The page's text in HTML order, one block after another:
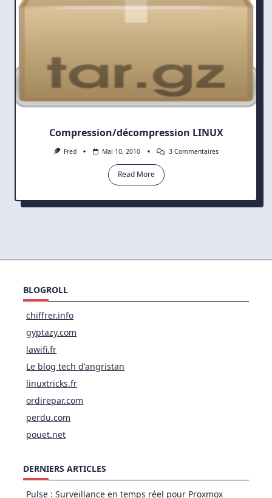
Compression/décompression LINUX
Fred Mai 10, 2010 3 CommentairesSur
Read More
BLOGROLL
chiffrer.info
gyptazy.com
lawifi.fr
Le blog tech d'angristan
linuxtricks.fr
ordirepar.com
perdu.com
pouet.net
DERNIERS ARTICLES
Pulse : Surveillance en temps réel pour Proxmox